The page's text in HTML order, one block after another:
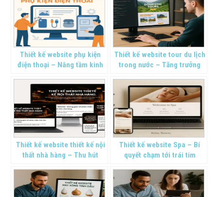
Thiết kế website phụ kiện
điện thoại – Nâng tầm kinh
Thiết kế website tour du lịch
trong nước – Tăng trưởng
Thiết kế website thiết kế nội
thất nhà hàng – Thu hút
Thiết kế website Spa – Bí
quyết chạm tới trái tim